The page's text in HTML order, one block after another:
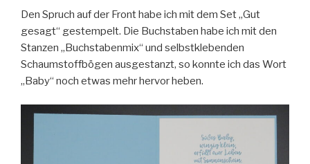
Den Spruch auf der Front habe ich mit dem Set „Gut
gesagt“ gestempelt. Die Buchstaben habe ich mit den
Stanzen „Buchstabenmix“ und selbstklebenden
Schaumstoffbögen ausgestanzt, so konnte ich das Wort
„Baby“ noch etwas mehr hervor heben.